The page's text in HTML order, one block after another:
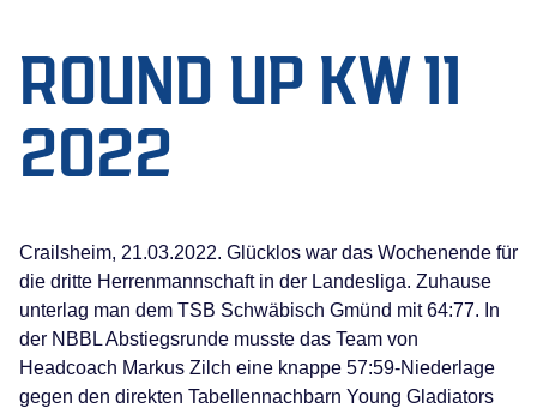
ROUND UP KW 11
2022
Crailsheim, 21.03.2022. Glücklos war das Wochenende für
die dritte Herrenmannschaft in der Landesliga. Zuhause
unterlag man dem TSB Schwäbisch Gmünd mit 64:77. In
der NBBL Abstiegsrunde musste das Team von
Headcoach Markus Zilch eine knappe 57:59-Niederlage
gegen den direkten Tabellennachbarn Young Gladiators